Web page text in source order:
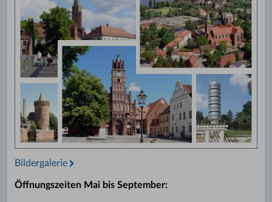
Bildergalerie
Öffnungszeiten Mai bis September: